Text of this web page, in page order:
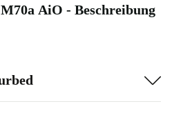
AiO - Beschreibung